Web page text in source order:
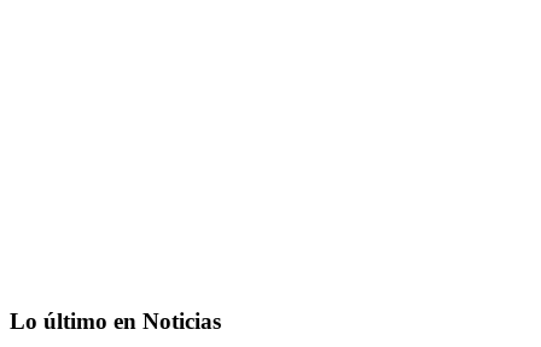
Lo último en Noticias